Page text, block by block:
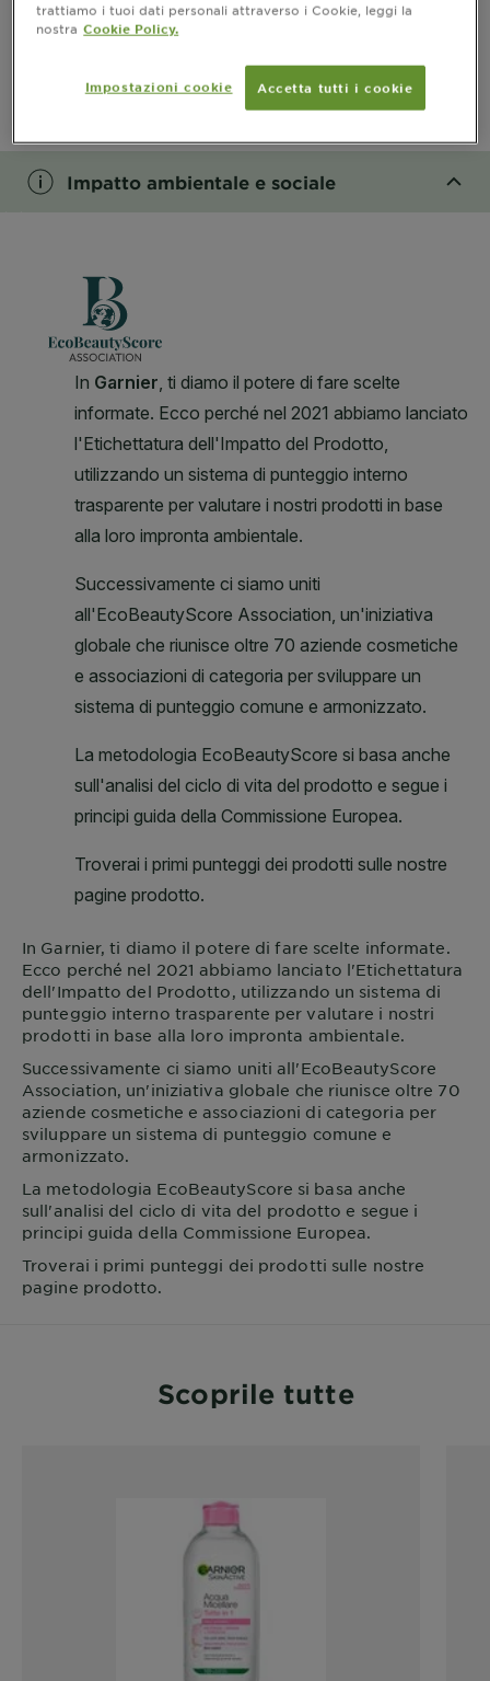
CLOSE SUBPANEL
Impatto ambientale e sociale
In Garnier, ti diamo il potere di fare scelte informate.
Ecco perché nel 2021 abbiamo lanciato l'Etichettatura
dell'Impatto del Prodotto, utilizzando un sistema di
punteggio interno trasparente per valutare i nostri
prodotti in base alla loro impronta ambientale.
Successivamente ci siamo uniti all'EcoBeautyScore
Association, un'iniziativa globale che riunisce oltre 70
aziende cosmetiche e associazioni di categoria per
sviluppare un sistema di punteggio comune e
armonizzato.
La metodologia EcoBeautyScore si basa anche
sull'analisi del ciclo di vita del prodotto e segue i
principi guida della Commissione Europea.
Troverai i primi punteggi dei prodotti sulle nostre
pagine prodotto.
Scoprile tutte
trattiamo i tuoi dati personali attraverso i Cookie, leggi la
nostra Cookie Policy.
Impostazioni cookie Accetta tutti i cookie